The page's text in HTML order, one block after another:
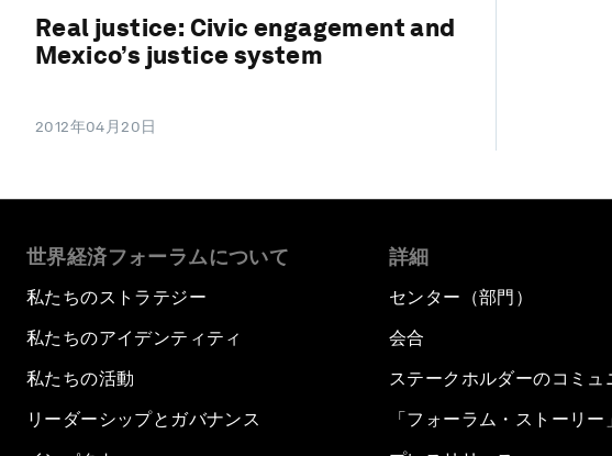
Real justice: Civic engagement and
Mexico’s justice system
2012年04月20日
世界経済フォーラムについて
私たちのストラテジー
私たちのアイデンティティ
私たちの活動
リーダーシップとガバナンス
詳細
センター（部門）
会合
ステークホルダーのコミュ
「フォーラム・ストーリー」